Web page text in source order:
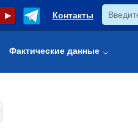
Контакты
Фактические данные